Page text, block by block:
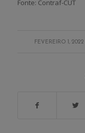
Fonte: Contraf-CUT
FEVEREIRO 1, 2022
/